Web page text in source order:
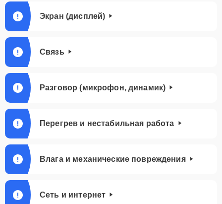
Экран (дисплей)
Связь
Разговор (микрофон, динамик)
Перегрев и нестабильная работа
Влага и механические повреждения
Сеть и интернет